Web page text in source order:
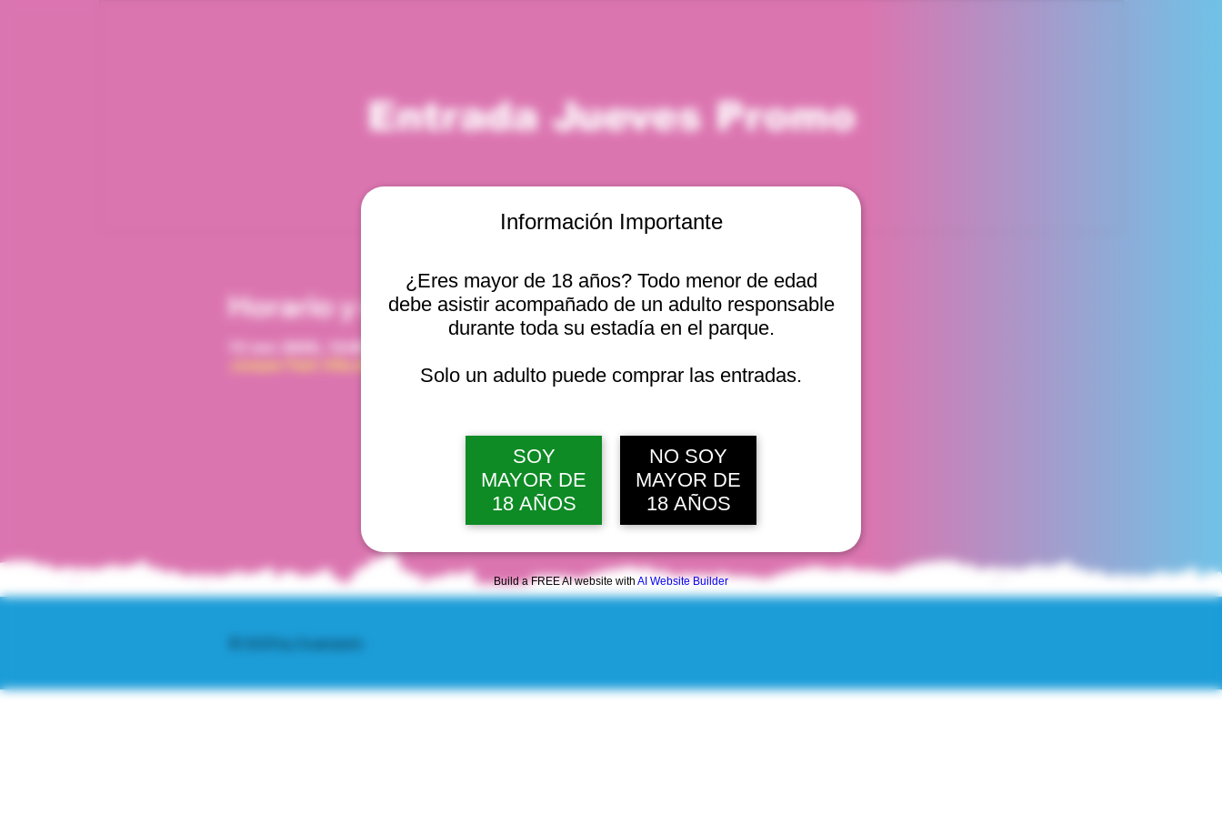
Información Importante
¿Eres mayor de 18 años? Todo menor de edad
debe asistir acompañado de un adulto responsable
durante toda su estadía en el parque.
Solo un adulto puede comprar las entradas.
SOY
MAYOR DE
18 AÑOS
NO SOY
MAYOR DE
18 AÑOS
Build a FREE AI website with AI Website Builder
Entrada Jueves Promo
Horario y ubicación
Jumper Park Viña del Mar, Cam. Internacional 2440, 2541754 Viña del Mar, Valparaíso, Chile
© 2025 by Scantastic.